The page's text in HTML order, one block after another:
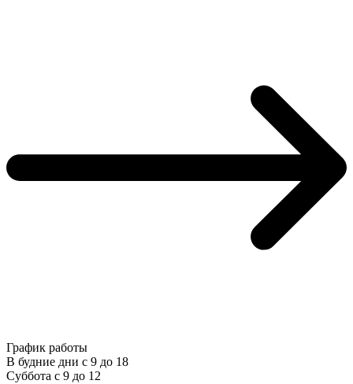
График работы
В будние дни с 9 до 18
Суббота с 9 до 12